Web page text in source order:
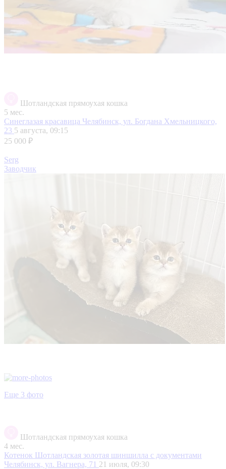
Шотландская прямоухая кошка
5 мес.
Синеглазая красавица Челябинск, ул. Богдана Хмельницкого,
23 5 августа, 09:15
25 000 ₽
Serg
Заводчик
Еще 3 фото
Шотландская прямоухая кошка
4 мес.
Котенок Шотландская золотая шиншилла с документами
Челябинск, ул. Вагнера, 71 21 июля, 09:30